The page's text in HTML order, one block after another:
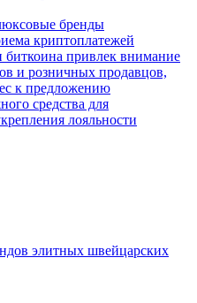
бренды
криптоплатежей
биткоина привлек внимание
и розничных продавцов,
к предложению
средства для
лояльности
элитных швейцарских